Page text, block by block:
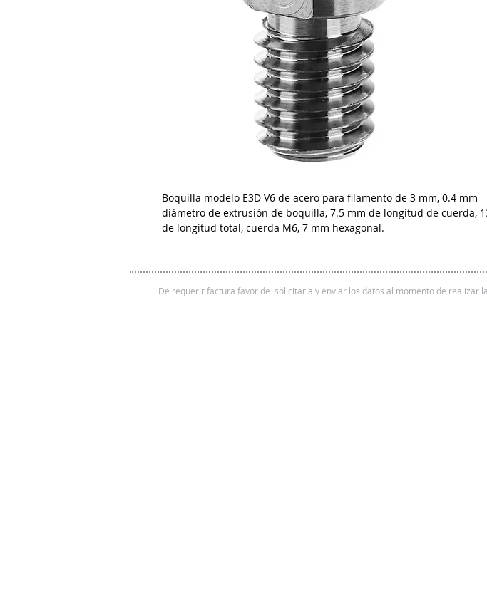
Boquilla modelo E3D V6 de acero para filamento de 3 mm, 0.4 mm
diámetro de extrusión de boquilla, 7.5 mm de longitud de cuerda,
de longitud total, cuerda M6, 7 mm hexagonal.
De requerir factura favor de solicitarla y enviar los datos al momento de realizar